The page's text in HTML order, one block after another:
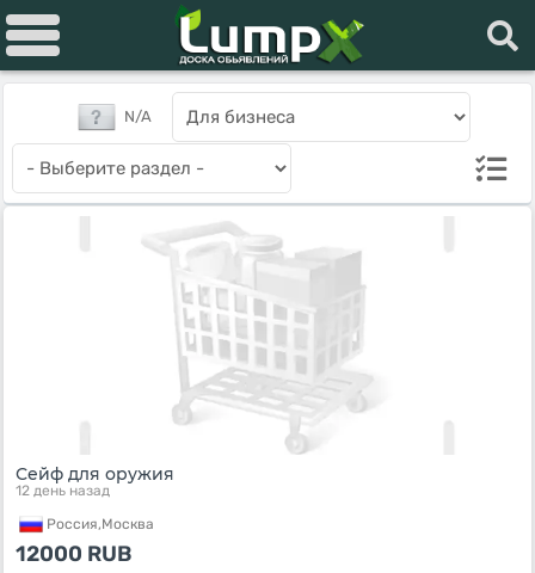
N/A
Сейф для оружия
12 день назад
Россия,Москва
12000 RUB